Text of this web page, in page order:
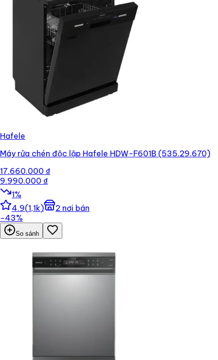
Hafele
Máy rửa chén độc lập Hafele HDW-F601B (535.29.670)
17.660.000 ₫
9.990.000 ₫
1%
4.9(1,1k) 2 nơi bán
−43%
So sánh